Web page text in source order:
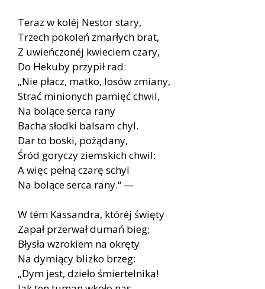
Teraz w koléj Nestor stary,
Trzech pokoleń zmarłych brat,
Z uwieńczonéj kwieciem czary,
Do Hekuby przypił rad:
„Nie płacz, matko, losów zmiany,
Strać minionych pamięć chwil,
Na bolące serca rany
Bacha słodki balsam chyl.
Dar to boski, pożądany,
Śród goryczy ziemskich chwil:
A więc pełną czarę schyl
Na bolące serca rany.“ —
W tém Kassandra, któréj święty
Zapał przerwał dumań bieg;
Błysła wzrokiem na okręty
Na dymiący blizko brzeg:
„Dym jest, dzieło śmiertelnika!